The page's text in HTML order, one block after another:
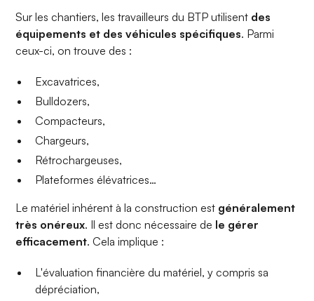
Sur les chantiers, les travailleurs du BTP utilisent des
équipements et des véhicules spécifiques. Parmi
ceux-ci, on trouve des :
Excavatrices,
Bulldozers,
Compacteurs,
Chargeurs,
Rétrochargeuses,
Plateformes élévatrices…
Le matériel inhérent à la construction est généralement
très onéreux. Il est donc nécessaire de le gérer
efficacement. Cela implique :
L'évaluation financière du matériel, y compris sa
dépréciation,